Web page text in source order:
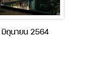
มิถุนายน 2564